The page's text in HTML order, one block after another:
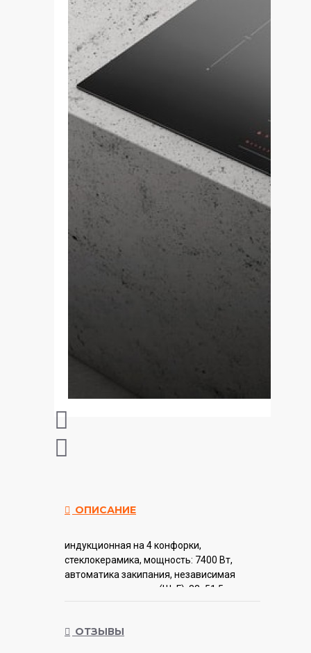
ОПИСАНИЕ
индукционная на 4 конфорки,
cтеклокерамика, мощность: 7400 Вт,
автоматика закипания, независимая
установка, размеры (ШхГ): 83x51.5 см
ОТЗЫВЫ